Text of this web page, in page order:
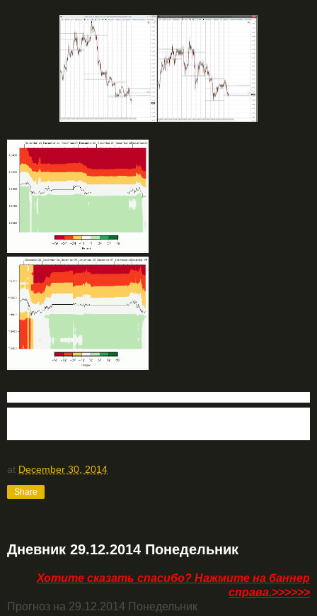
at December 30, 2014
Share
Дневник 29.12.2014 Понедельник
Хотите сказать спасибо? Нажмите на баннер
справа.>>>>>>
Прогноз на 29.12.2014 Понедельник